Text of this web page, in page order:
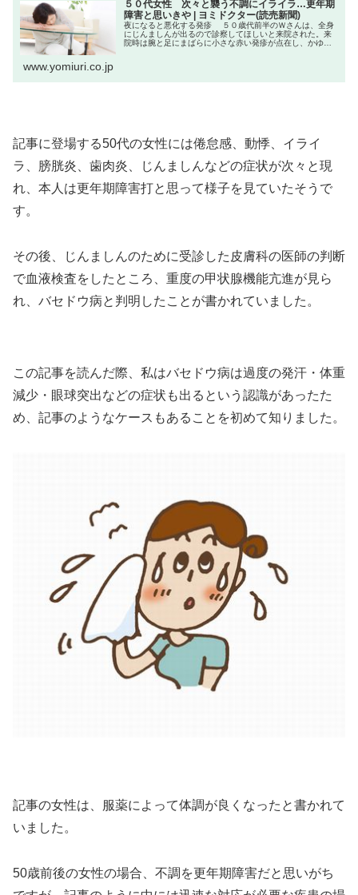
５０代女性 次々と襲う不調にイライラ…更年期
障害と思いきや | ヨミドクター(読売新聞)
夜になると悪化する発疹 ５０歳代前半のＷさんは、全身
にじんましんが出るので診察してほしいと来院された。来
院時は腕と足にまばらに小さな赤い発疹が点在し、かゆみ
www.yomiuri.co.jp
記事に登場する50代の女性には倦怠感、動悸、イライ
ラ、膀胱炎、歯肉炎、じんましんなどの症状が次々と現
れ、本人は更年期障害打と思って様子を見ていたそうで
す。
その後、じんましんのために受診した皮膚科の医師の判断
で血液検査をしたところ、重度の甲状腺機能亢進が見ら
れ、バセドウ病と判明したことが書かれていました。
この記事を読んだ際、私はバセドウ病は過度の発汗・体重
減少・眼球突出などの症状も出るという認識があったた
め、記事のようなケースもあることを初めて知りました。
記事の女性は、服薬によって体調が良くなったと書かれて
いました。
50歳前後の女性の場合、不調を更年期障害だと思いがち